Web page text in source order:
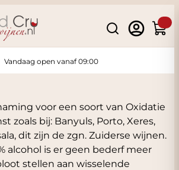
Search
Vandaag open vanaf 09:00
voor een soort van Oxidatie
zoals bij: Banyuls, Porto, Xeres,
dit zijn de zgn. Zuiderse wijnen.
alcohol is er geen bederf meer
stellen aan wisselende